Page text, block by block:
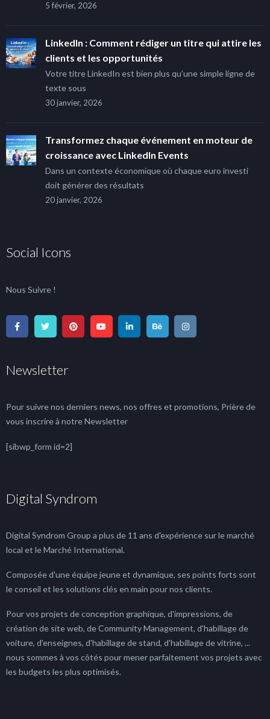
5 février, 2026
LinkedIn : Comment rédiger un titre qui attire les
clients et les opportunités
Votre titre LinkedIn est bien plus qu’une simple ligne de
texte sous
30 janvier, 2026
Transformez chaque événement en moteur de
croissance avec LinkedIn Events
Dans un contexte économique où chaque euro investi
doit générer des résultats
20 janvier, 2026
Social Icons
Nous Suivre !
Newsletter
Pour suivre nos derniers news, nos offres et promotions, Prière de
vous inscrire à notre Newsletter
[sibwp_form id=2]
Digital Syndrom
Digital Syndrom Group a plus de 11 ans d'expérience sur le marché
local et le Marché International.
Composée d'une équipe jeune et dynamique, ses points forts sont
le conseil et les solutions clés en main pour nos clients.
Pour vos projets de conception graphique, d'impressions, de
création de site web, de Community Management, d'habillage de
voiture, d'enseignes, d'habillage de stand, d'habillage de vitrine, ...
nous sommes à vos côtés pour mener parfaitement vos projets avec
les budgets les plus optimisés.